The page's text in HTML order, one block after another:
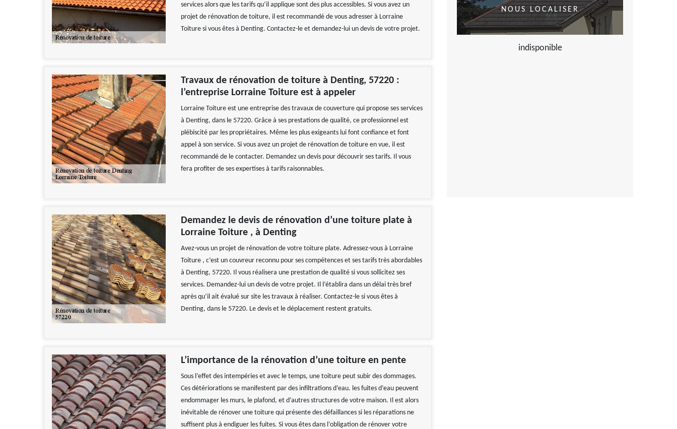
services alors que les tarifs qu’il applique sont des plus accessibles. Si vous avez un
projet de rénovation de toiture, il est recommandé de vous adresser à Lorraine
Toiture si vous êtes à Denting. Contactez-le et demandez-lui un devis de votre projet.
Travaux de rénovation de toiture à Denting, 57220 :
l’entreprise Lorraine Toiture est à appeler
Lorraine Toiture est une entreprise des travaux de couverture qui propose ses services
à Denting, dans le 57220. Grâce à ses prestations de qualité, ce professionnel est
plébiscité par les propriétaires. Même les plus exigeants lui font confiance et font
appel à son service. Si vous avez un projet de rénovation de toiture en vue, il est
recommandé de le contacter. Demandez un devis pour découvrir ses tarifs. Il vous
fera profiter de ses expertises à tarifs raisonnables.
Demandez le devis de rénovation d’une toiture plate à
Lorraine Toiture , à Denting
Avez-vous un projet de rénovation de votre toiture plate. Adressez-vous à Lorraine
Toiture , c’est un couvreur reconnu pour ses compétences et ses tarifs très abordables
à Denting, 57220. Il vous réalisera une prestation de qualité si vous sollicitez ses
services. Demandez-lui un devis de votre projet. Il l’établira dans un délai très bref
après qu’il ait évalué sur site les travaux à réaliser. Contactez-le si vous êtes à
Denting, dans le 57220. Le devis et le déplacement restent gratuits.
L’importance de la rénovation d’une toiture en pente
Sous l’effet des intempéries et avec le temps, une toiture peut subir des dommages.
Ces détériorations se manifestent par des infiltrations d’eau. les fuites d’eau peuvent
endommager les murs, le plafond, et d’autres structures de votre maison. Il est alors
inévitable de rénover une toiture qui présente des défaillances si les réparations ne
suffisent plus à endiguer les fuites. Si vous êtes dans l’obligation de rénover votre
NOUS LOCALISER
indisponible